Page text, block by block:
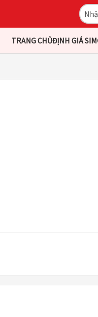
TRANG CHỦĐỊNH GIÁ SIM